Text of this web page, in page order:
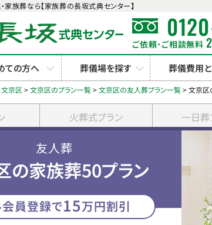
家族葬なら【家族葬の長坂式典センター】
0120
ご依頼･ご相談無料
ての方へ 葬儀場を探す 葬儀費用
文京区 >文京区のプラン一覧>文京区の友人葬プラン一覧>文京区
火葬式プラン 一日葬
友人葬
の家族葬50プラン
員登録で15万円割引